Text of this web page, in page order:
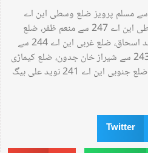
علاوہ ازیں ضلع وسطی این 249 سے مسلم پرویز ضلع وسطی این اے
248 سے محمد بابر خان، ضلع وسطی این اے 247 سے منعم ظفر، ضلع
غربی این اے 245 سے حاجی محمد اسحاق، ضلع غربی این اے 244 سے
عرفان احمد، ضلع کیماڑی این اے 243 سے شیراز خان جدون، ضلع کیماڑی
این اے 242 سے مولانا فضل احد، ضلع جنوبی این اے 241 نوید علی بیگ
Twitter